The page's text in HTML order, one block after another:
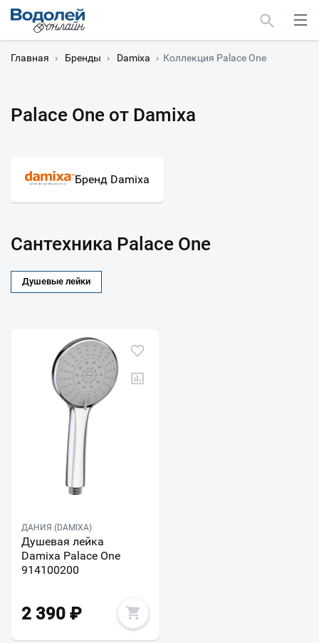
Главная › Бренды › Damixa › Коллекция Palace One
Palace One от Damixa
Бренд Damixa
Сантехника Palace One
Душевые лейки
ДАНИЯ (DAMIXA)
Душевая лейка
Damixa Palace One
914100200
2 390 ₽